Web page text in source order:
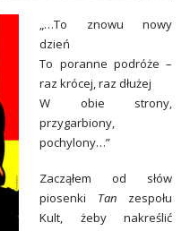
„…To znowu nowy
dzień
To poranne podróże –
raz krócej, raz dłużej
W obie strony,
przygarbiony,
pochylony…”
Zacząłem od słów
piosenki Tan zespołu
Kult, żeby nakreślić